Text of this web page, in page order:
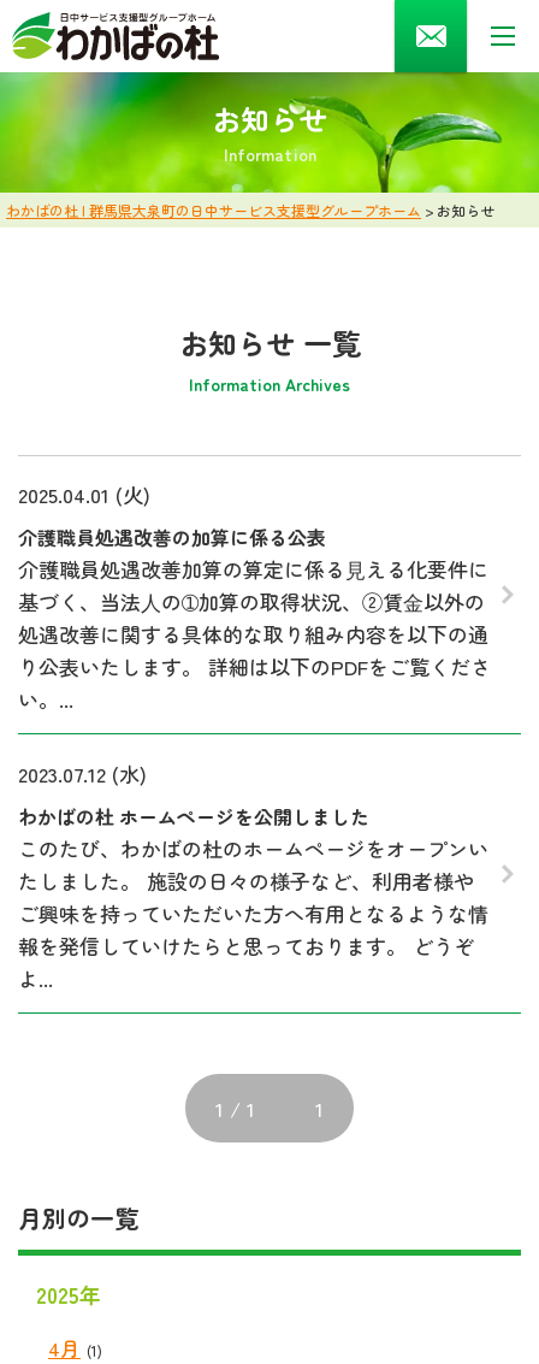
0276-55-0502
受付時間 9:00～18:00 土日・祝祭日を除く
HOME
お知らせ
プライバシーポリシー
お知らせ
Information
わかばの杜 | 群馬県大泉町の日中サービス支援型グループホーム > お知らせ
お知らせ 一覧
Information Archives
2025.04.01 (火)
介護職員処遇改善の加算に係る公表
介護職員処遇改善加算の算定に係る⾒える化要件に
基づく、当法⼈の➀加算の取得状況、②賃⾦以外の
処遇改善に関する具体的な取り組み内容を以下の通
り公表いたします。 詳細は以下のPDFをご覧くださ
い。...
2023.07.12 (水)
わかばの杜 ホームページを公開しました
このたび、わかばの杜のホームページをオープンい
たしました。 施設の日々の様子など、利用者様や
ご興味を持っていただいた方へ有用となるような情
報を発信していけたらと思っております。 どうぞ
よ...
1 / 1 1
月別の一覧
2025年
4月 (1)